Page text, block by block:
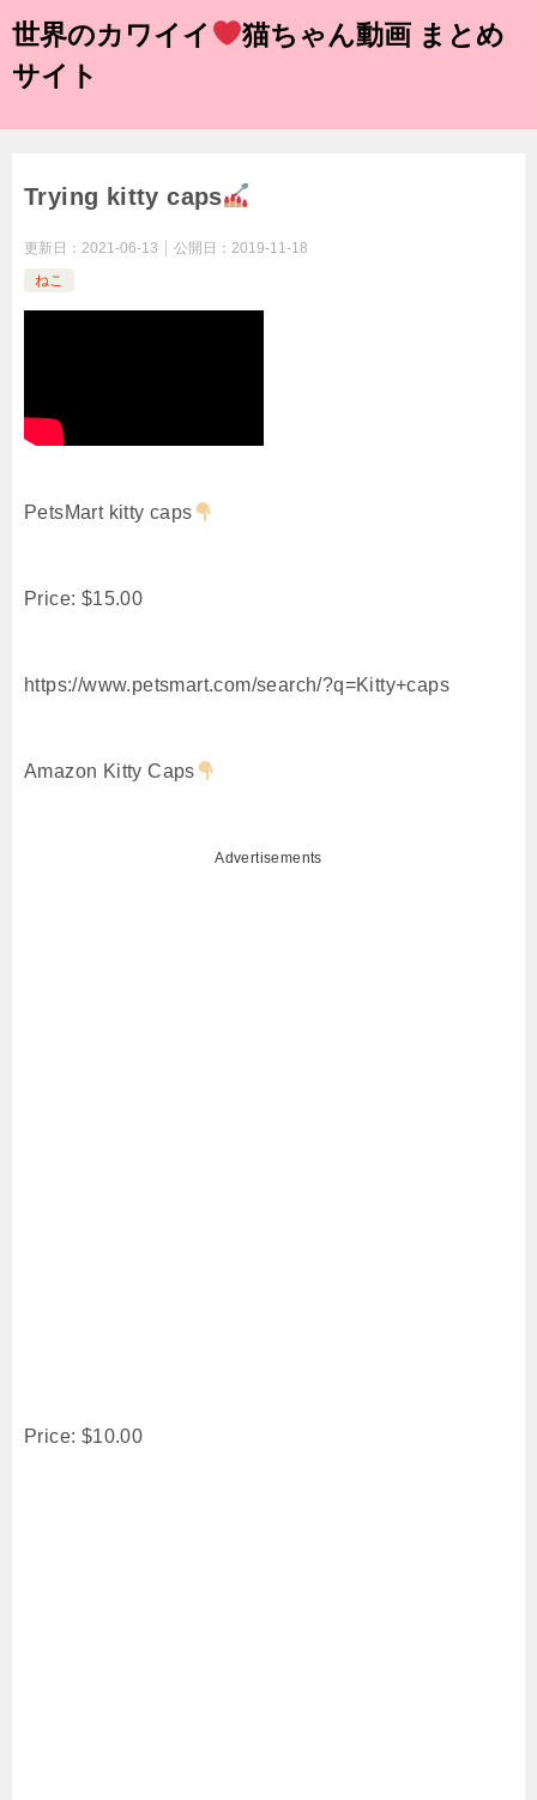
世界のカワイイ
猫ちゃん動画 まとめ
サイト
Trying kitty caps
更新日： 2021-06-13 公開日： 2019-11-18
ねこ
PetsMart kitty caps
Price: $15.00
https://www.petsmart.com/search/?q=Kitty+caps
Amazon Kitty Caps
Advertisements
Price: $10.00